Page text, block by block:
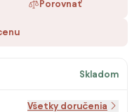
Porovnať
Skladom
Všetky doručenia